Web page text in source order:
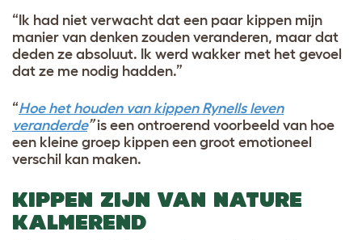
“Ik had niet verwacht dat een paar kippen mijn
manier van denken zouden veranderen, maar dat
deden ze absoluut. Ik werd wakker met het gevoel
dat ze me nodig hadden.”
“Hoe het houden van kippen Rynells leven
veranderde”is een ontroerend voorbeeld van hoe
een kleine groep kippen een groot emotioneel
verschil kan maken.
KIPPEN ZIJN VAN NATURE
KALMEREND